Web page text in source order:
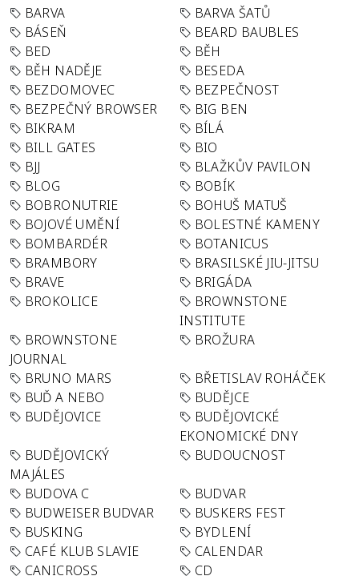
BARVA
BARVA ŠATŮ
BÁSEŇ
BEARD BAUBLES
BED
BĚH
BĚH NADĚJE
BESEDA
BEZDOMOVEC
BEZPEČNOST
BEZPEČNÝ BROWSER
BIG BEN
BIKRAM
BÍLÁ
BILL GATES
BIO
BJJ
BLAŽKŮV PAVILON
BLOG
BOBÍK
BOBRONUTRIE
BOHUŠ MATUŠ
BOJOVÉ UMĚNÍ
BOLESTNÉ KAMENY
BOMBARDÉR
BOTANICUS
BRAMBORY
BRASILSKÉ JIU-JITSU
BRAVE
BRIGÁDA
BROKOLICE
BROWNSTONE
INSTITUTE
BROWNSTONE
JOURNAL
BROŽURA
BRUNO MARS
BŘETISLAV ROHÁČEK
BUĎ A NEBO
BUDĚJCE
BUDĚJOVICE
BUDĚJOVICKÉ
EKONOMICKÉ DNY
BUDĚJOVICKÝ
MAJÁLES
BUDOUCNOST
BUDOVA C
BUDVAR
BUDWEISER BUDVAR
BUSKERS FEST
BUSKING
BYDLENÍ
CAFÉ KLUB SLAVIE
CALENDAR
CANICROSS
CD